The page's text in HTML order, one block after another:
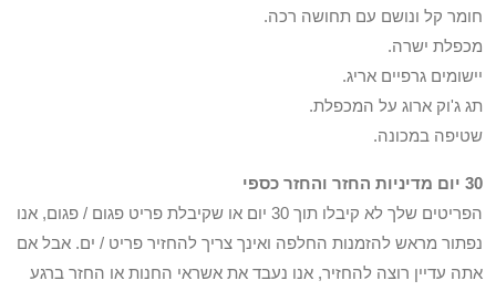
חומר קל ונושם עם תחושה רכה.
מכפלת ישרה.
יישומים גרפיים אריג.
תג ג'וק ארוג על המכפלת.
שטיפה במכונה.
30 יום מדיניות החזר והחזר כספי
הפריטים שלך לא קיבלו תוך 30 יום או שקיבלת פריט פגום / פגום, אנו
נפתור מראש להזמנות החלפה ואינך צריך להחזיר פריט / ים. אבל אם
אתה עדיין רוצה להחזיר, אנו נעבד את אשראי החנות או החזר ברגע